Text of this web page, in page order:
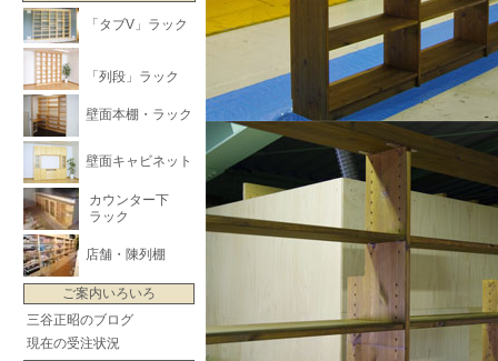
「タブV」ラック
「列段」ラック
壁面本棚・ラック
壁面キャビネット
カウンター下
ラック
店舗・陳列棚
ご案内いろいろ
三谷正昭のブログ
現在の受注状況